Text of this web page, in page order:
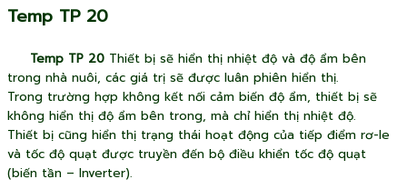
Temp TP 20
Temp TP 20 Thiết bị sẽ hiển thị nhiệt độ và độ ẩm bên
trong nhà nuôi, các giá trị sẽ được luân phiên hiển thị.
Trong trường hợp không kết nối cảm biến độ ẩm, thiết bị sẽ
không hiển thị độ ẩm bên trong, mà chỉ hiển thị nhiệt độ.
Thiết bị cũng hiển thị trạng thái hoạt động của tiếp điểm rơ-le
và tốc độ quạt được truyền đến bộ điều khiển tốc độ quạt
(biến tần – Inverter).